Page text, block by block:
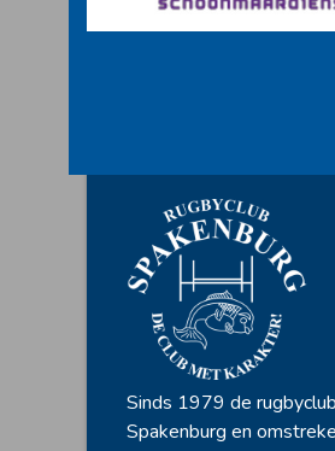
Sinds 1979 de
Spakenburg en